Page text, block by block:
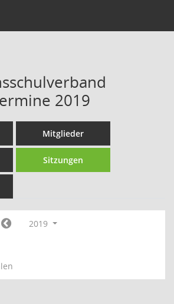
2019
Mitglieder
Sitzungen
2019